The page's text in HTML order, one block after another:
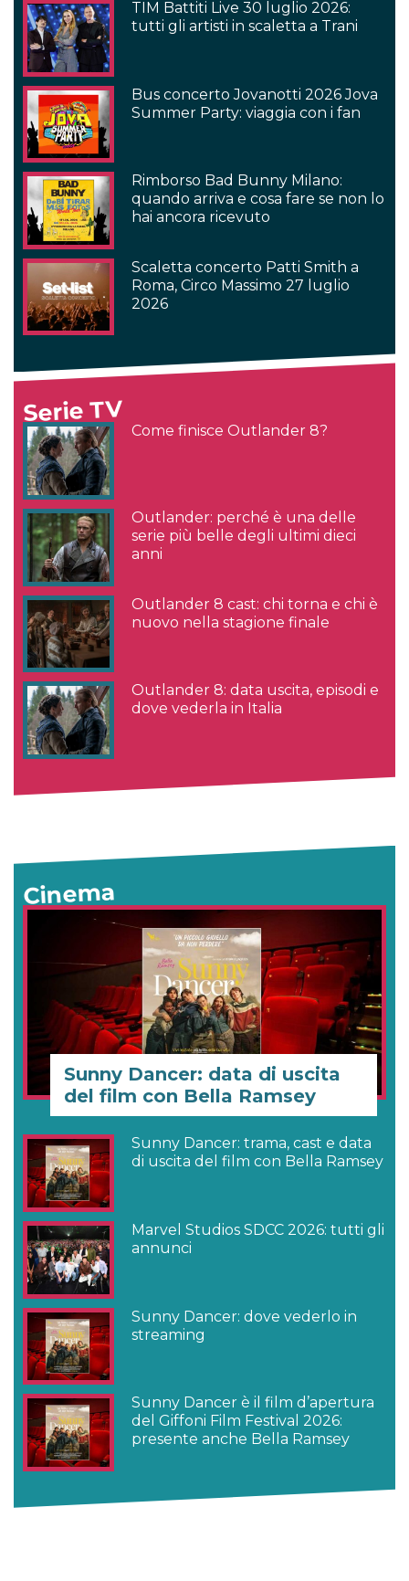
TIM Battiti Live 30 luglio 2026:
tutti gli artisti in scaletta a Trani
Bus concerto Jovanotti 2026 Jova
Summer Party: viaggia con i fan
Rimborso Bad Bunny Milano:
quando arriva e cosa fare se non lo
hai ancora ricevuto
Scaletta concerto Patti Smith a
Roma, Circo Massimo 27 luglio
2026
Serie TV
Come finisce Outlander 8?
Outlander: perché è una delle
serie più belle degli ultimi dieci
anni
Outlander 8 cast: chi torna e chi è
nuovo nella stagione finale
Outlander 8: data uscita, episodi e
dove vederla in Italia
Cinema
Sunny Dancer: data di uscita
del film con Bella Ramsey
Sunny Dancer: trama, cast e data
di uscita del film con Bella Ramsey
Marvel Studios SDCC 2026: tutti gli
annunci
Sunny Dancer: dove vederlo in
streaming
Sunny Dancer è il film d’apertura
del Giffoni Film Festival 2026:
presente anche Bella Ramsey